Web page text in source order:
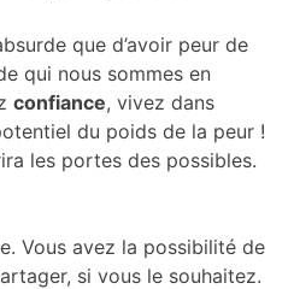
que d’avoir peur de
qui nous sommes en
confiance, vivez dans
du poids de la peur !
les portes des possibles.
Vous avez la possibilité de
si vous le souhaitez.